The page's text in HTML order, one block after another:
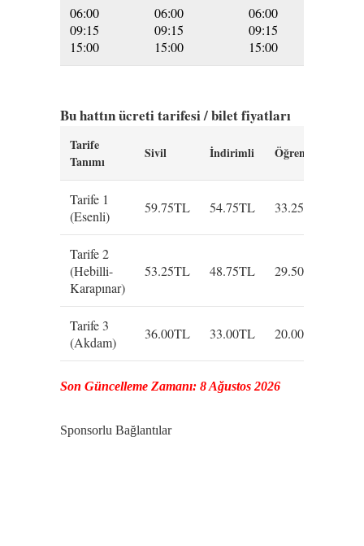
06:00
09:15
15:00
06:00
09:15
15:00
06:00
09:15
15:00
Bu hattın ücreti tarifesi / bilet fiyatları
Tarife
Tanımı
Sivil İndirimli Öğrenci
Tarife 1
(Esenli)
59.75TL 54.75TL 33.25TL
Tarife 2
(Hebilli-
Karapınar)
53.25TL 48.75TL 29.50TL
Tarife 3
(Akdam)
36.00TL 33.00TL 20.00TL
Son Güncelleme Zamanı: 8 Ağustos 2026
Sponsorlu Bağlantılar